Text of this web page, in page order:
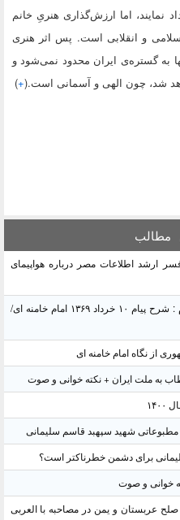
نمایند، اما ارزش‌گذاری هنریِ خانم
و انقلابی است. پس اثر هنری
به گستره‌ی ایران محدود نمی‌شود و
شد، چون الهی و آسمانی است.(+
)
مطالب
ارشد اطلاعات مصر درباره هواپیمای
منشور گفتمان امام و انقلاب - 7 /بخش دوم : شرح پیام ۱۰ خرداد ۱۳۶۹ امام خامنه ای/
از نگاه امام خامنه ای
به ملت ایران + نکته خوانی و صوت
مطبوعاتی شهید سپهبد قاسم سلیمانی
برای دشمن خطرناکتر است؟
خوانی و صوت
عربستان و یمن در مصاحبه با العربی